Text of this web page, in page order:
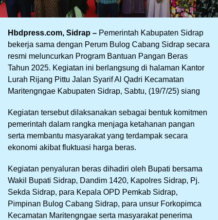
Hbdpress.com, Sidrap – Pemerintah Kabupaten Sidrap
bekerja sama dengan Perum Bulog Cabang Sidrap secara
resmi meluncurkan Program Bantuan Pangan Beras
Tahun 2025. Kegiatan ini berlangsung di halaman Kantor
Lurah Rijang Pittu Jalan Syarif Al Qadri Kecamatan
Maritengngae Kabupaten Sidrap, Sabtu, (19/7/25) siang
Kegiatan tersebut dilaksanakan sebagai bentuk komitmen
pemerintah dalam rangka menjaga ketahanan pangan
serta membantu masyarakat yang terdampak secara
ekonomi akibat fluktuasi harga beras.
Kegiatan penyaluran beras dihadiri oleh Bupati bersama
Wakil Bupati Sidrap, Dandim 1420, Kapolres Sidrap, Pj.
Sekda Sidrap, para Kepala OPD Pemkab Sidrap,
Pimpinan Bulog Cabang Sidrap, para unsur Forkopimca
Kecamatan Maritengngae serta masyarakat penerima